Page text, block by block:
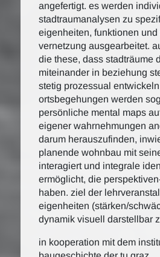
angefertigt. es werden
stadtraumanalysen zu
eigenheiten, funktionen und
vernetzung ausgearbeitet.
die these, dass stadträume
miteinander in beziehung
stetig prozessual
ortsbegehungen werden
persönliche mental maps
eigener wahrnehmungen
darum herauszufinden,
planende wohnbau mit
interagiert und integrale
ermöglicht, die
haben. ziel der
eigenheiten (stärken/
dynamik visuell darstellbar
in kooperation mit dem